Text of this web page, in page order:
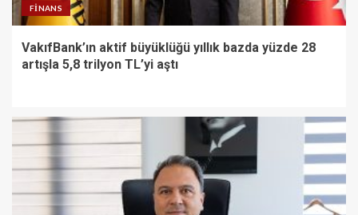
FINANS
VakıfBank’ın aktif büyüklüğü yıllık bazda yüzde 28
artışla 5,8 trilyon TL’yi aştı